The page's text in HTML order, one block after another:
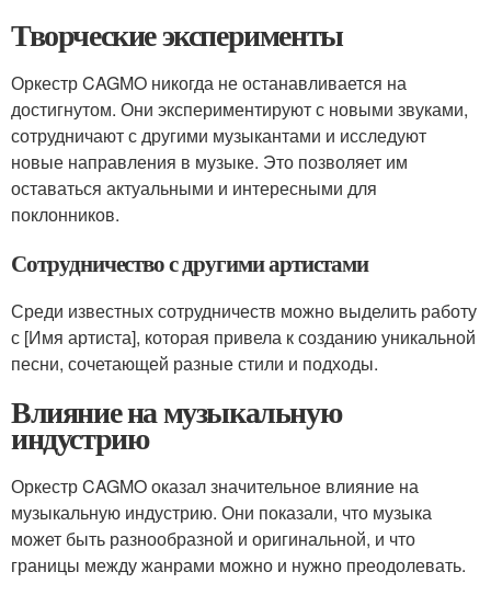
Творческие эксперименты
Оркестр CAGMO никогда не останавливается на
достигнутом. Они экспериментируют с новыми звуками,
сотрудничают с другими музыкантами и исследуют
новые направления в музыке. Это позволяет им
оставаться актуальными и интересными для
поклонников.
Сотрудничество с другими артистами
Среди известных сотрудничеств можно выделить работу
с [Имя артиста], которая привела к созданию уникальной
песни, сочетающей разные стили и подходы.
Влияние на музыкальную
индустрию
Оркестр CAGMO оказал значительное влияние на
музыкальную индустрию. Они показали, что музыка
может быть разнообразной и оригинальной, и что
границы между жанрами можно и нужно преодолевать.